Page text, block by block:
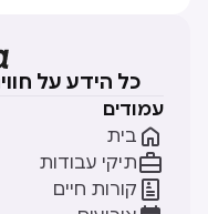
כל הידע על
עמודים
בית 
תיקי עבודות
קורות חיים 